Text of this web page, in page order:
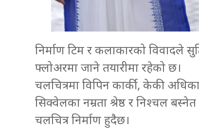
निर्माण टिम र कलाकारको विवादले
फ्लोअरमा जाने तयारीमा रहेको छ।
चलचित्रमा विपिन कार्की, केकी
सिक्वेलका नम्रता श्रेष्ठ र निश्चल
चलचित्र निर्माण हुदैछ।